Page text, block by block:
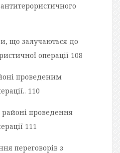
що залучаються до
операції 108
проведеним
110
районі проведення
111
переговорів з